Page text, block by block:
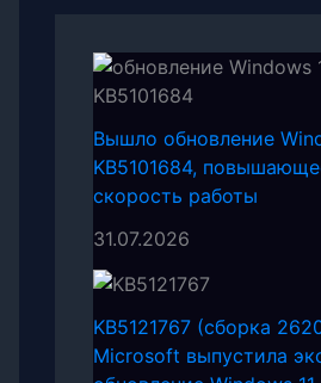
Вышло обновление
KB5101684,
скорость работы
31.07.2026
KB5121767 (сборка
Microsoft выпустила